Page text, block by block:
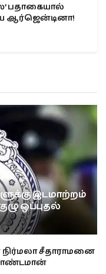
பதாகையால்
ஆர்ஜென்டினா!
இடமாற்றம்
ஒப்புதல்
நிர்மலா சீதாராமனை